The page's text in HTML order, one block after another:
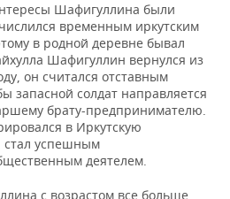
Шафигуллина были
временным иркутским
в родной деревне бывал
Шафигуллин вернулся из
он считался отставным
запасной солдат направляется
брату-предпринимателю.
в Иркутскую
стал успешным
деятелем.
с возрастом все больше